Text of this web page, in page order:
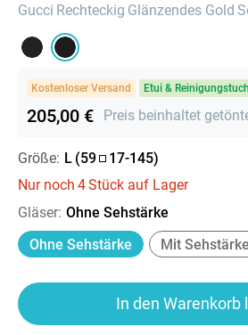
Gucci Rechteckig Glänzendes Gold
Kostenloser Versand Etui &
205,00 € Preis beinhaltet
Größe: L (59 17-145)
Nur noch 4Stück auf Lager
Gläser: Ohne Sehstärke
Ohne Sehstärke
Mit Sehstärke
In den Warenkorb